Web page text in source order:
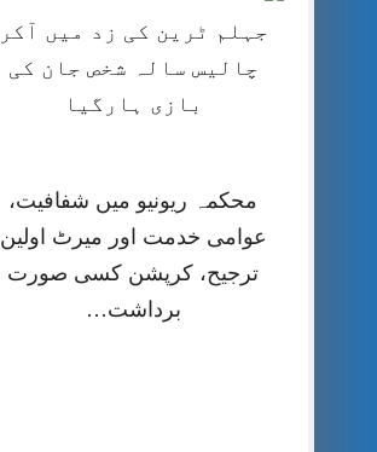
جہلم ٹرین کی زد میں آکر
چالیس سالہ شخص جان کی
بازی ہارگیا
محکمہ ریونیو میں شفافیت،
عوامی خدمت اور میرٹ اولین
ترجیح، کرپشن کسی صورت
برداشت…